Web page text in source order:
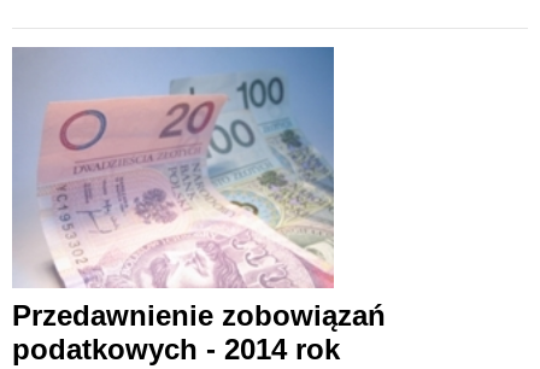
Przedawnienie zobowiązań
podatkowych - 2014 rok